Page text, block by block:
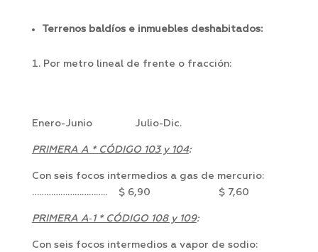
Terrenos baldíos e inmuebles deshabitados:
Por metro lineal de frente o fracción:
Enero-Junio Julio-Dic.
PRIMERA A * CÓDIGO 103 y 104:
Con seis focos intermedios a gas de mercurio:
………………………….. $ 6,90 $ 7,60
PRIMERA A‑1 * CÓDIGO 108 y 109:
Con seis focos intermedios a vapor de sodio: